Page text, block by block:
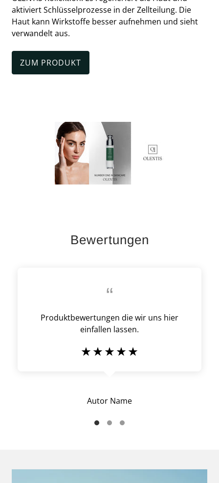
aktiviert Schlüsselprozesse in der Zellteilung. Die
Haut kann Wirkstoffe besser aufnehmen und sieht
verwandelt aus.
ZUM PRODUKT
Bewertungen
“
Produktbewertungen die wir uns hier
einfallen lassen.
Autor Name